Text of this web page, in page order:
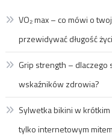
VO₂ max – co mówi o
przewidywać długość
Grip strength – dlaczego
wskaźników zdrowia?
Sylwetka bikini w
tylko internetowym